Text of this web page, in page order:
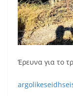
Έρευνα για το